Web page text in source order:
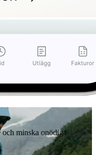
minska onödiga